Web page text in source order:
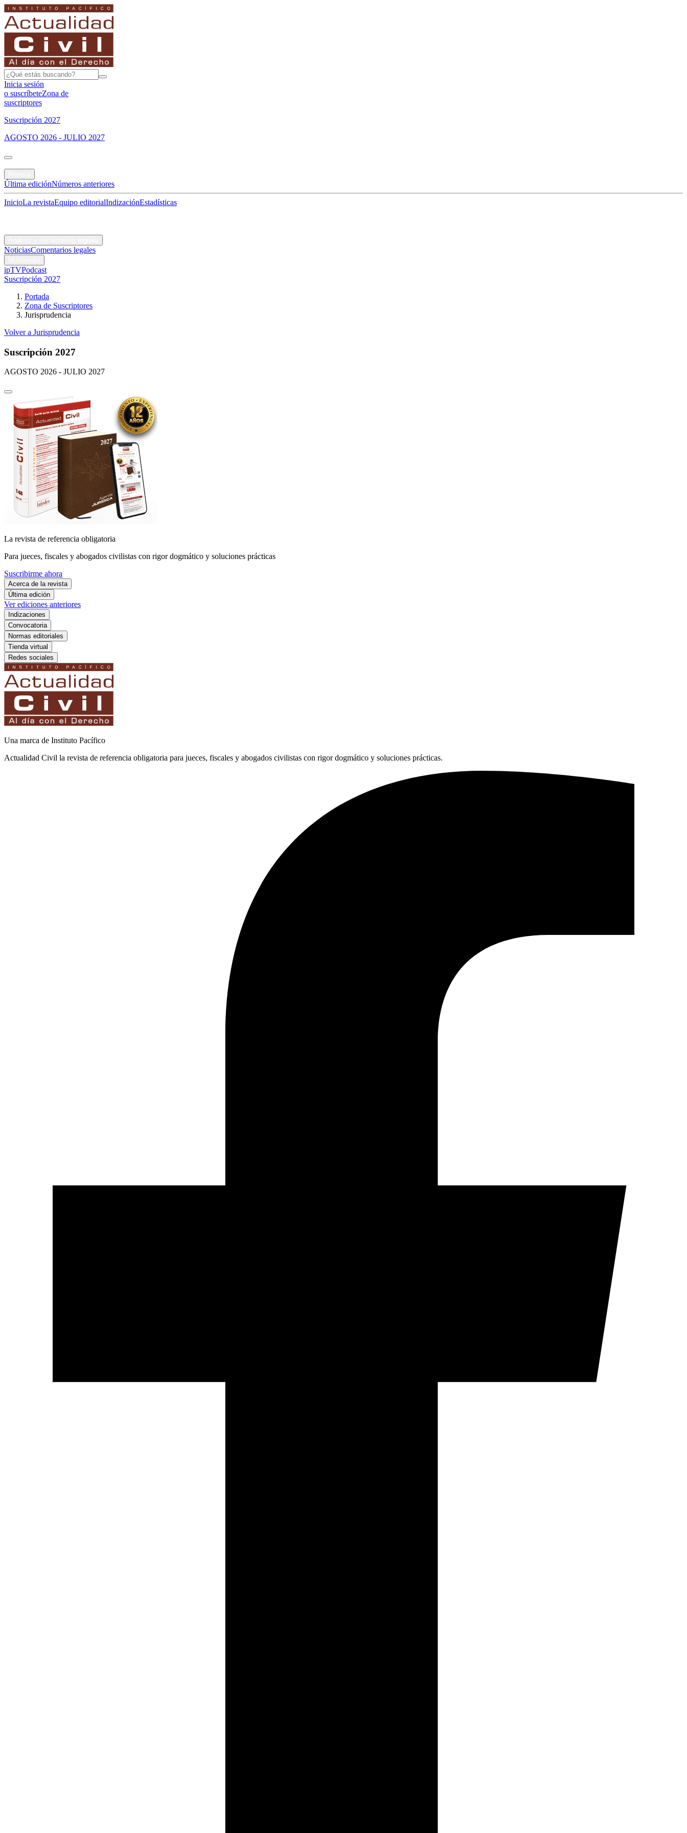
Inicia sesión
o suscríbeteZona de
suscriptores
Suscripción 2027
AGOSTO 2026 - JULIO 2027
Última ediciónNúmeros anteriores
InicioLa revistaEquipo editorialIndizaciónEstadísticas
NoticiasComentarios legales
ipTVPodcast
Suscripción 2027
Portada
Zona de Suscriptores
Jurisprudencia
Volver a Jurisprudencia
Suscripción 2027
AGOSTO 2026 - JULIO 2027
La revista de referencia obligatoria
Para jueces, fiscales y abogados civilistas con rigor dogmático y soluciones prácticas
Suscribirme ahora
Acerca de la revista
Última edición
Ver ediciones anteriores
Indizaciones
Convocatoria
Normas editoriales
Tienda virtual
Redes sociales
Una marca de Instituto Pacífico
Actualidad Civil la revista de referencia obligatoria para jueces, fiscales y abogados civilistas con rigor dogmático y soluciones prácticas.